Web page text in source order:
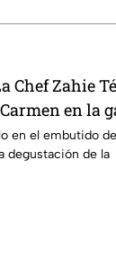
Chef Zahie
en la
MasterChef
en el embutido
degustación de la